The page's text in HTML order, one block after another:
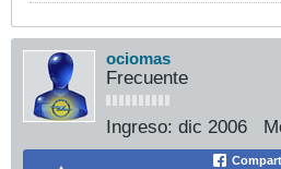
ociomas
Frecuente
Ingreso: dic 2006